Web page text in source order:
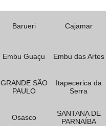
Barueri Cajamar
Embu Guaçu Embu das Artes
GRANDE SÃO
PAULO
Itapecerica da
Serra
Osasco
SANTANA DE
PARNAÍBA